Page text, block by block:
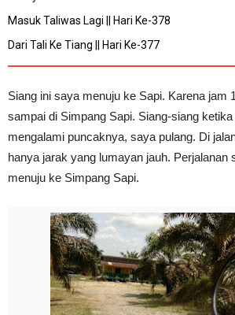
Masuk Taliwas Lagi || Hari Ke-378
Dari Tali Ke Tiang || Hari Ke-377
Siang ini saya menuju ke Sapi. Karena jam
sampai di Simpang Sapi. Siang-siang
mengalami puncaknya, saya pulang. Di
hanya jarak yang lumayan jauh. Perjalanan
menuju ke Simpang Sapi.